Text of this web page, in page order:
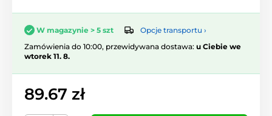
W magazynie > 5 szt
Opcje transportu ›
Zamówienia do 10:00, przewidywana dostawa: u Ciebie we
wtorek 11. 8.
89.67 zł